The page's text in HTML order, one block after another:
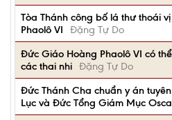
Tòa Thánh công bố lá thư thoái
Phaolô VI
Đặng Tự Do
Đức Giáo Hoàng Phaolô VI có
các thai nhi Đặng Tự Do
Đức Thánh Cha chuẩn y án
Lục và Đức Tổng Giám Mục